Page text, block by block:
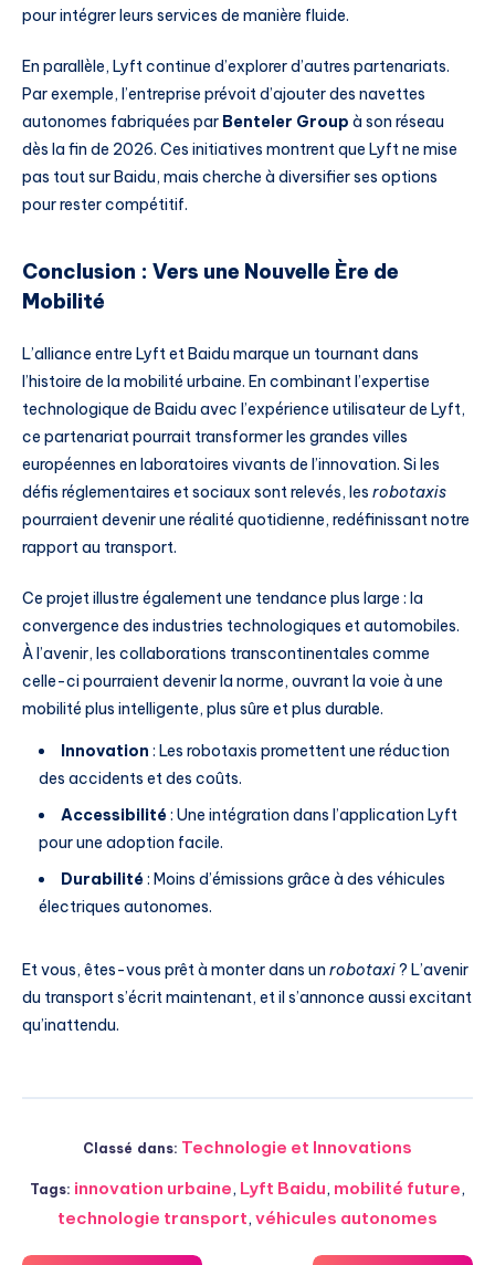
pour intégrer leurs services de manière fluide.
En parallèle, Lyft continue d’explorer d’autres partenariats.
Par exemple, l’entreprise prévoit d’ajouter des navettes
autonomes fabriquées par Benteler Group à son réseau
dès la fin de 2026. Ces initiatives montrent que Lyft ne mise
pas tout sur Baidu, mais cherche à diversifier ses options
pour rester compétitif.
Conclusion : Vers une Nouvelle Ère de
Mobilité
L’alliance entre Lyft et Baidu marque un tournant dans
l’histoire de la mobilité urbaine. En combinant l’expertise
technologique de Baidu avec l’expérience utilisateur de Lyft,
ce partenariat pourrait transformer les grandes villes
européennes en laboratoires vivants de l’innovation. Si les
défis réglementaires et sociaux sont relevés, les robotaxis
pourraient devenir une réalité quotidienne, redéfinissant notre
rapport au transport.
Ce projet illustre également une tendance plus large : la
convergence des industries technologiques et automobiles.
À l’avenir, les collaborations transcontinentales comme
celle-ci pourraient devenir la norme, ouvrant la voie à une
mobilité plus intelligente, plus sûre et plus durable.
Innovation : Les robotaxis promettent une réduction
des accidents et des coûts.
Accessibilité: Une intégration dans l’application Lyft
pour une adoption facile.
Durabilité: Moins d’émissions grâce à des véhicules
électriques autonomes.
Et vous, êtes-vous prêt à monter dans un robotaxi? L’avenir
du transport s’écrit maintenant, et il s’annonce aussi excitant
qu’inattendu.
Classé dans: Technologie et Innovations
Tags: innovation urbaine, Lyft Baidu, mobilité future,
technologie transport, véhicules autonomes